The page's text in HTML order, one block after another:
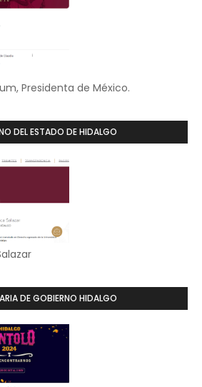
Presidenta de México.
DEL ESTADO DE HIDALGO
DE GOBIERNO HIDALGO